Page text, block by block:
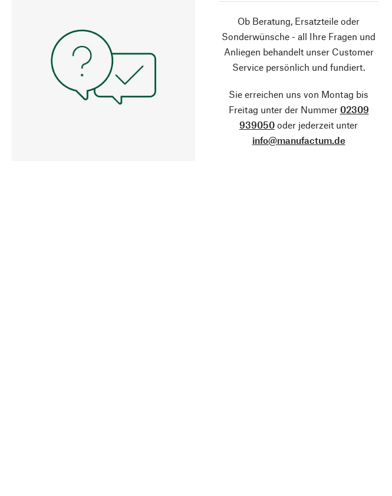
Ob Beratung, Ersatzteile oder
Sonderwünsche - all Ihre Fragen und
Anliegen behandelt unser Customer
Service persönlich und fundiert.
Sie erreichen uns von Montag bis
Freitag unter der Nummer 02309
939050 oder jederzeit unter
info@manufactum.de